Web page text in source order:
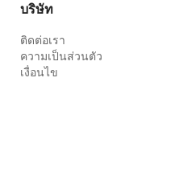
บริษัท
ติดต่อเรา
ความเป็นส่วนตัว
เงื่อนไข